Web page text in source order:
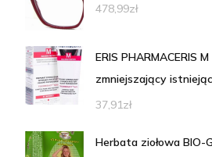
478,99zł
ERIS PHARMACERIS
zmniejszający
37,91zł
Herbata ziołowa BIO-